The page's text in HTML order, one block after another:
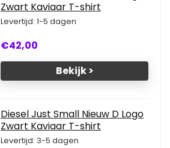
Zwart Kaviaar T-shirt
Levertijd: 1-5 dagen
€42,00
Bekijk >
Diesel Just Small Nieuw D Logo
Zwart Kaviaar T-shirt
Levertijd: 3-5 dagen